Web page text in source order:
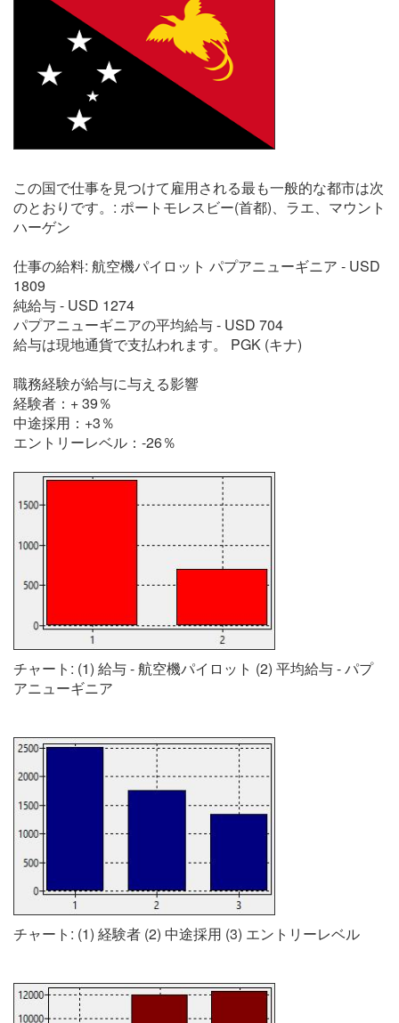
この国で仕事を見つけて雇用される最も一般的な都市は次
のとおりです。: ポートモレスビー(首都)、ラエ、マウント
ハーゲン
仕事の給料: 航空機パイロット パプアニューギニア - USD
1809
純給与 - USD 1274
パプアニューギニアの平均給与 - USD 704
給与は現地通貨で支払われます。 PGK (キナ)
職務経験が給与に与える影響
経験者：+ 39％
中途採用：+3％
エントリーレベル：-26％
チャート: (1) 給与 - 航空機パイロット (2) 平均給与 - パプ
アニューギニア
チャート: (1) 経験者 (2) 中途採用 (3) エントリーレベル